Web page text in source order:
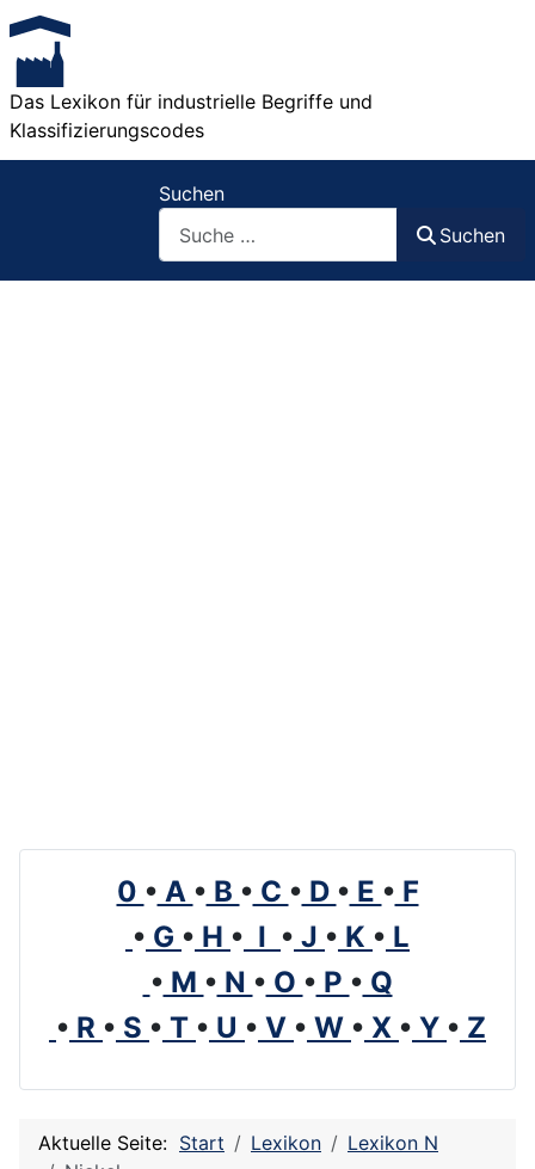
Das Lexikon für industrielle Begriffe und
Klassifizierungscodes
Suchen
Suchen
0 • A • B • C • D • E • F
• G • H • I • J • K • L
• M • N • O • P • Q
• R • S • T • U • V • W • X • Y • Z
Aktuelle Seite: Start Lexikon
Lexikon N